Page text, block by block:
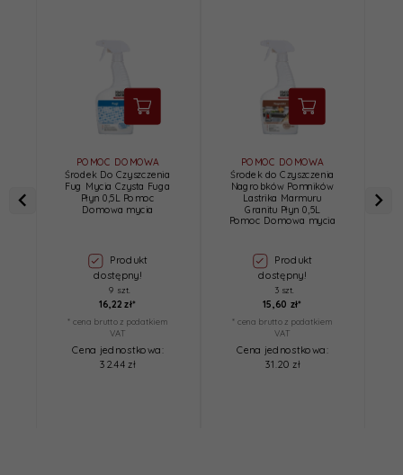
POMOC DOMOWA
Środek Do Czyszczenia
Fug Mycia Czysta Fuga
Płyn 0,5L Pomoc
Domowa mycia
Produkt
dostępny!
9 szt.
16,22 zł*
* cena brutto z podatkiem
VAT
Cena jednostkowa:
32.44 zł
POMOC DOMOWA
Środek do Czyszczenia
Nagrobków Pomników
Lastrika Marmuru
Granitu Płyn 0,5L
Pomoc Domowa mycia
Produkt
dostępny!
3 szt.
15,60 zł*
* cena brutto z podatkiem
VAT
Cena jednostkowa:
31.20 zł